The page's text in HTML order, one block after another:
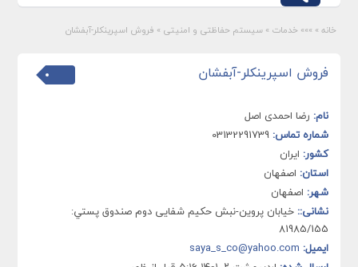
خانه » »»» خدمات » سیستم حفاظتی و امنیتی » فروش اسپرینکلر-آبفشان
فروش اسپرینکلر-آبفشان
نام: رضا احمدی اصل
شماره تماس: 03132291739
کشور: ایران
استان: اصفهان
شهر: اصفهان
نشانی:: خيابان پروین-نبش حکیم شفایی دوم صندوق پستي:
81985/155
ایمیل: saya_s_co@yahoo.com